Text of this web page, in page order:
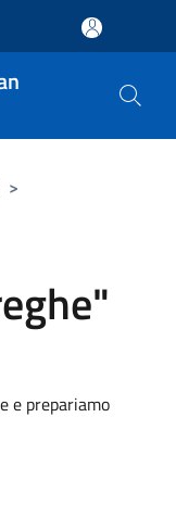
>
e prepariamo